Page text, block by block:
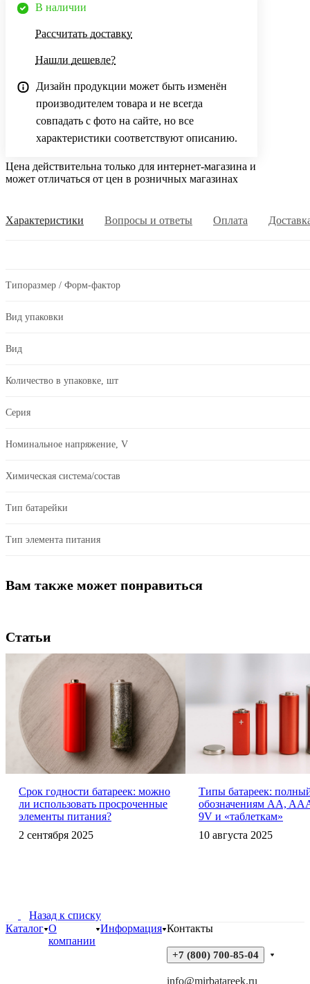
В наличии
Рассчитать доставку
Нашли дешевле?
Дизайн продукции может быть изменён
производителем товара и не всегда
совпадать с фото на сайте, но все
характеристики соответствуют описанию.
Цена действительна только для интернет-магазина и
может отличаться от цен в розничных магазинах
Характеристики Вопросы и ответы Оплата
Типоразмер / Форм-фактор
Вид упаковки
Вид
Количество в упаковке, шт
Серия
Номинальное напряжение, V
Химическая система/состав
Тип батарейки
Тип элемента питания
Вам также может понравиться
Статьи
Срок годности батареек: можно
ли использовать просроченные
элементы питания?
2 сентября 2025
Типы батареек:
обозначениям AA,
9V и «таблеткам»
10 августа 2025
Назад к списку
Каталог О
компании
Информация Контакты
+7 (800) 700-85-04
info@mirbatareek.ru